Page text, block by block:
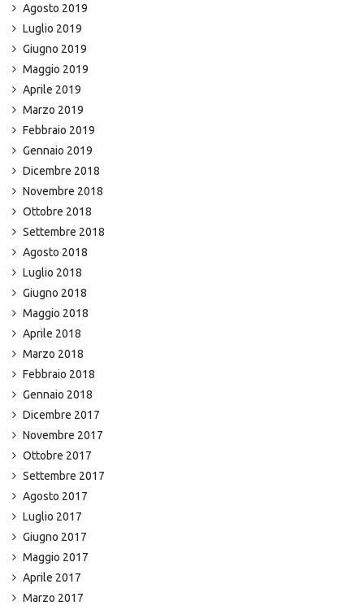
Agosto 2019
Luglio 2019
Giugno 2019
Maggio 2019
Aprile 2019
Marzo 2019
Febbraio 2019
Gennaio 2019
Dicembre 2018
Novembre 2018
Ottobre 2018
Settembre 2018
Agosto 2018
Luglio 2018
Giugno 2018
Maggio 2018
Aprile 2018
Marzo 2018
Febbraio 2018
Gennaio 2018
Dicembre 2017
Novembre 2017
Ottobre 2017
Settembre 2017
Agosto 2017
Luglio 2017
Giugno 2017
Maggio 2017
Aprile 2017
Marzo 2017